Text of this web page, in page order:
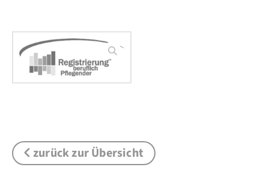
zurück zur Übersicht